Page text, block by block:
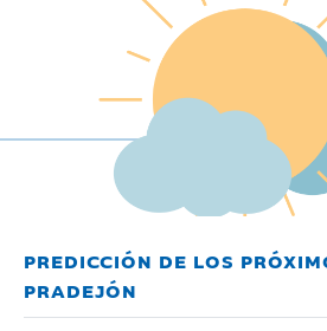
PREDICCIÓN DE LOS
PRADEJÓN